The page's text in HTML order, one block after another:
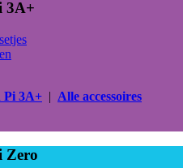
3A+
Pi 3A+ | Alle accessoires
Zero